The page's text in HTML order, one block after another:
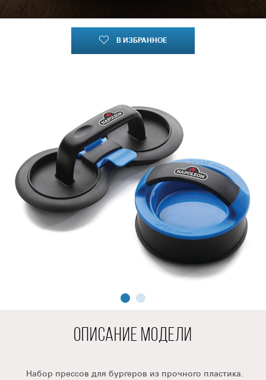
В ИЗБРАННОЕ
ОПИСАНИЕ МОДЕЛИ
Набор прессов для бургеров из прочного пластика.